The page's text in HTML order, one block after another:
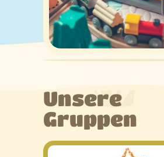
Leitbild
Informationen
Anmeldung/Anträge
Kontakt
Unsere
Gruppen